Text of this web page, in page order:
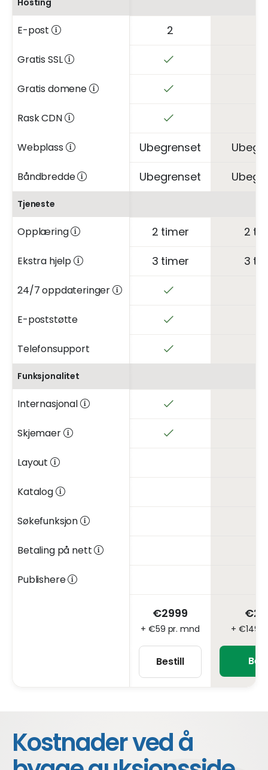
Hosting
E-post 2
Gratis SSL
Gratis domene
Rask CDN
Webplass Ubegrenset
Båndbredde Ubegrenset
Tjeneste
Opplæring 2 timer 2
Ekstra hjelp 3 timer 3
24/7 oppdateringer
E-poststøtte
Telefonsupport
Funksjonalitet
Internasjonal
Skjemaer
Layout
Katalog
Søkefunksjon
Betaling på nett
Publishere
€2999
+ €59 pr. mnd + €149
Bestill
Kostnader ved å